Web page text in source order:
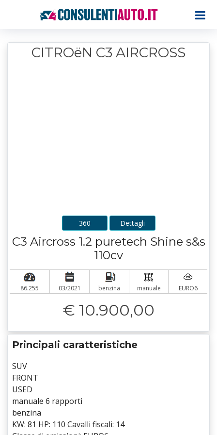
CITROëN C3 AIRCROSS
360 Dettagli
C3 Aircross 1.2 puretech Shine s&s
110cv
86.255 03/2021 benzina manuale EURO6
€ 10.900,00
Principali caratteristiche
SUV
FRONT
USED
manuale 6 rapporti
benzina
KW: 81 HP: 110 Cavalli fiscali: 14